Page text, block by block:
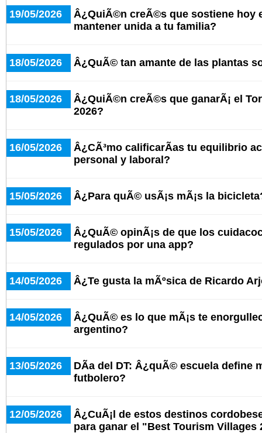
19/05/2026
Â¿QuiÃ©n creÃ©s que sostiene hoy
mantener unida a tu familia?
18/05/2026 Â¿QuÃ© tan amante de las plantas
18/05/2026
Â¿QuiÃ©n creÃ©s que ganarÃ¡ el
2026?
16/05/2026
Â¿CÃ³mo calificarÃ­as tu equilibrio
personal y laboral?
15/05/2026 Â¿Para quÃ© usÃ¡s mÃ¡s la
15/05/2026
Â¿QuÃ© opinÃ¡s de que los
regulados por una app?
14/05/2026 Â¿Te gusta la mÃºsica de Ricardo
14/05/2026
Â¿QuÃ© es lo que mÃ¡s te
argentino?
13/05/2026
DÃ­a del DT: Â¿quÃ© escuela define
futbolero?
12/05/2026
Â¿CuÃ¡l de estos destinos
para ganar el "Best Tourism Villages